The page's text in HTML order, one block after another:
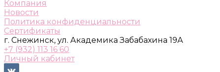
Компания
Новости
Политика конфиденциальности
Сертификаты
г. Снежинск, ул. Академика Забабахина 19А
+7 (932) 113 16 60
Личный кабинет